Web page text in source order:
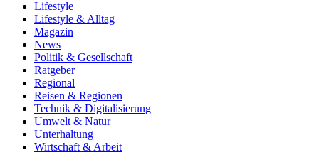
Lifestyle
Lifestyle & Alltag
Magazin
News
Politik & Gesellschaft
Ratgeber
Regional
Reisen & Regionen
Technik & Digitalisierung
Umwelt & Natur
Unterhaltung
Wirtschaft & Arbeit